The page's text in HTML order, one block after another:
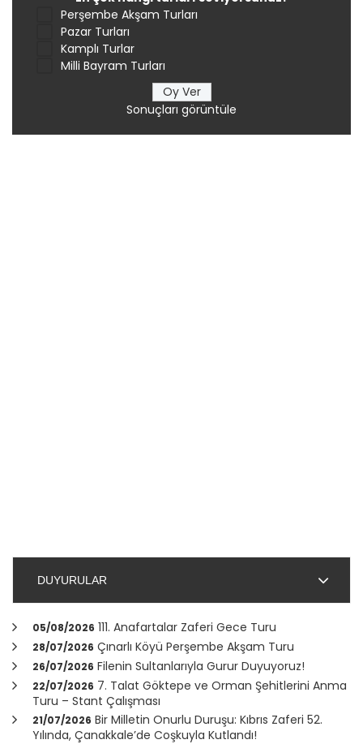
Perşembe Akşam Turları
Pazar Turları
Kamplı Turlar
Milli Bayram Turları
Sonuçları görüntüle
DUYURULAR
05/08/2026 111. Anafartalar Zaferi Gece Turu
28/07/2026 Çınarlı Köyü Perşembe Akşam Turu
26/07/2026 Filenin Sultanlarıyla Gurur Duyuyoruz!
22/07/2026 7. Talat Göktepe ve Orman Şehitlerini Anma
Turu – Stant Çalışması
21/07/2026 Bir Milletin Onurlu Duruşu: Kıbrıs Zaferi 52.
Yılında, Çanakkale’de Coşkuyla Kutlandı!